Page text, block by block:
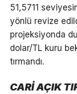
51,5711
yönlü revize
projeksiyonda
dolar/TL kuru
tırmandı.
CARİ AÇIK